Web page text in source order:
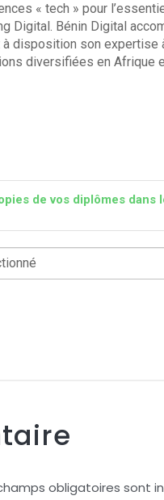
« tech » pour
Digital. Bénin Digital
disposition son expertise
diversifiées en Afrique
de vos diplômes dans
obligatoires sont